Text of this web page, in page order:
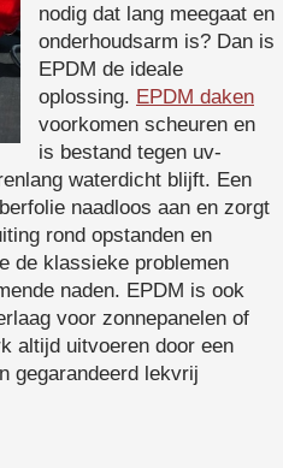
nodig dat lang meegaat en
onderhoudsarm is? Dan is
EPDM de ideale
oplossing. EPDM daken
voorkomen scheuren en
is bestand tegen uv-
waterdicht blijft. Een
naadloos aan en zorgt
rond opstanden en
de klassieke problemen
naden. EPDM is ook
voor zonnepanelen of
altijd uitvoeren door een
gegarandeerd lekvrij